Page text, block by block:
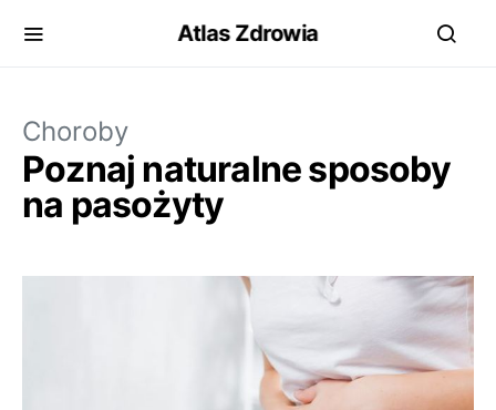
Atlas Zdrowia
Choroby
Poznaj naturalne sposoby
na pasożyty